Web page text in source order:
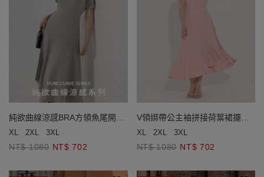
純欲曲線涼感BRA方領魚尾開衩
短袖長洋裝
XL 2XL 3XL
NT$ 1080 NT$ 702
V領綁帶公主袖拼接荷葉裙擺長
洋裝
XL 2XL 3XL
NT$ 1080 NT$ 702